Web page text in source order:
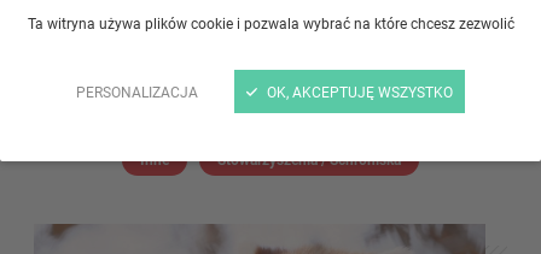
Ta witryna używa plików cookie i pozwala wybrać na które chcesz zezwolić
PERSONALIZACJA OK, AKCEPTUJĘ WSZYSTKO
Zolux uzyskał status Przedsiębiorstwa z Misją
Inne Stowarzyszenia / Schroniska